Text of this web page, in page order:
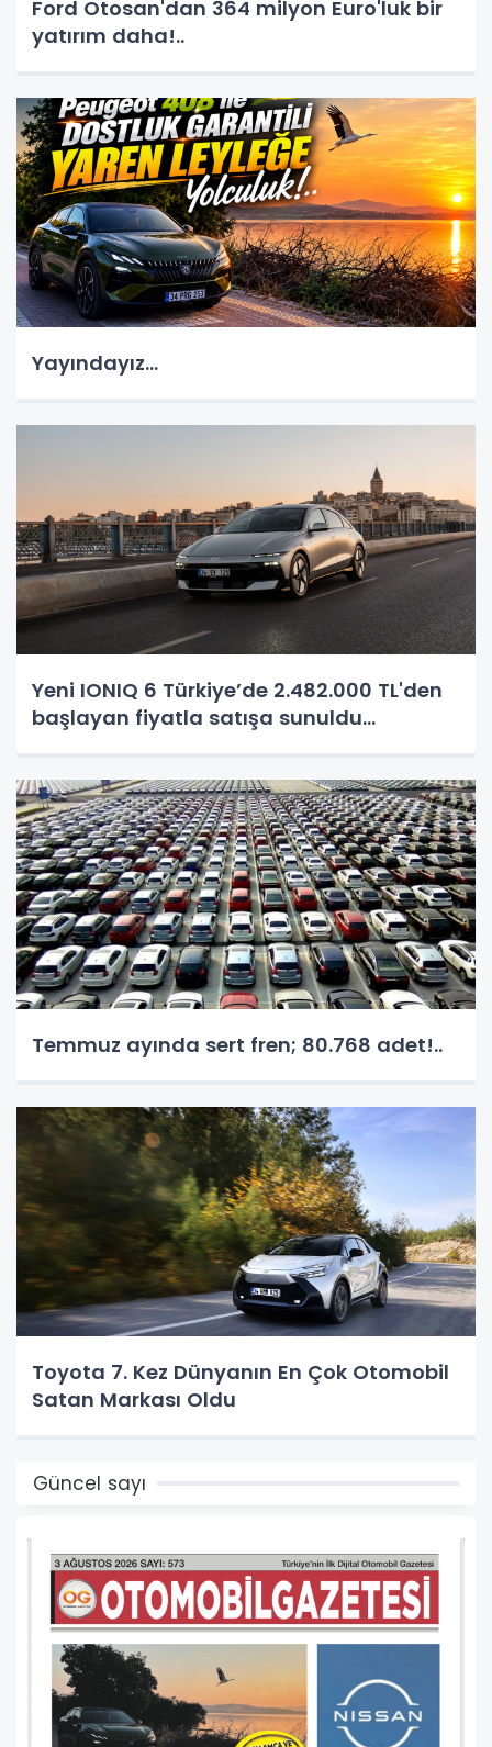
Ford Otosan'dan 364 milyon Euro'luk bir
yatırım daha!..
Yayındayız...
Yeni IONIQ 6 Türkiye’de 2.482.000 TL'den
başlayan fiyatla satışa sunuldu...
Temmuz ayında sert fren; 80.768 adet!..
Toyota 7. Kez Dünyanın En Çok Otomobil
Satan Markası Oldu
Güncel sayı